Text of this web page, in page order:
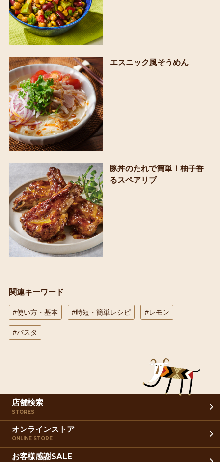
エスニック風そうめん
豚丼のたれで簡単！柚子香
るスペアリブ
関連キーワード
#使い方・基本 #時短・簡単レシピ #レモン
#パスタ
店舗検索
STORES
オンラインストア
ONLINE STORE
お客様感謝SALE